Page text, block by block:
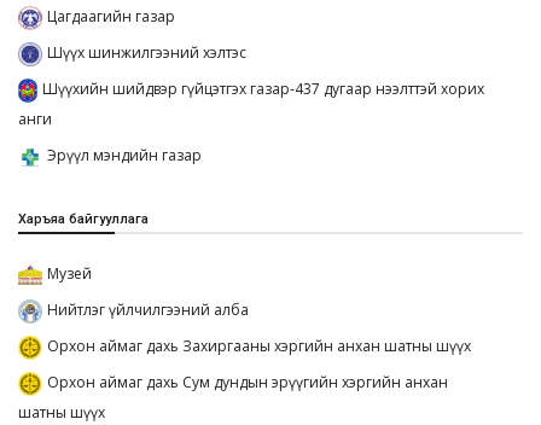
Цагдаагийн газар
Шүүх шинжилгээний хэлтэс
Шүүхийн шийдвэр гүйцэтгэх газар-437 дугаар нээлттэй хорих
анги
Эрүүл мэндийн газар
Харъяа байгууллага
Музей
Нийтлэг үйлчилгээний алба
Орхон аймаг дахь Захиргааны хэргийн анхан шатны шүүх
Орхон аймаг дахь Сум дундын эрүүгийн хэргийн анхан
шатны шүүх